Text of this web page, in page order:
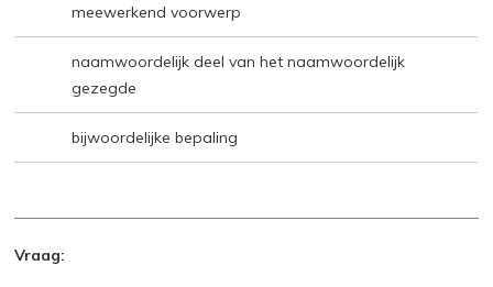
meewerkend voorwerp
naamwoordelijk deel van het naamwoordelijk
gezegde
bijwoordelijke bepaling
Vraag: